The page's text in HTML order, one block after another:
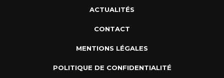
ACTUALITÉS
CONTACT
MENTIONS LÉGALES
POLITIQUE DE CONFIDENTIALITÉ